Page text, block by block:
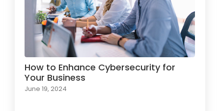
How to Enhance Cybersecurity for
Your Business
June 19, 2024